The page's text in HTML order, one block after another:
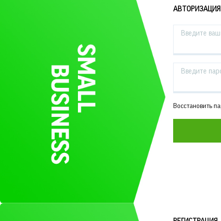
АВТОРИЗАЦИЯ
Введите
Введите
Восстановить